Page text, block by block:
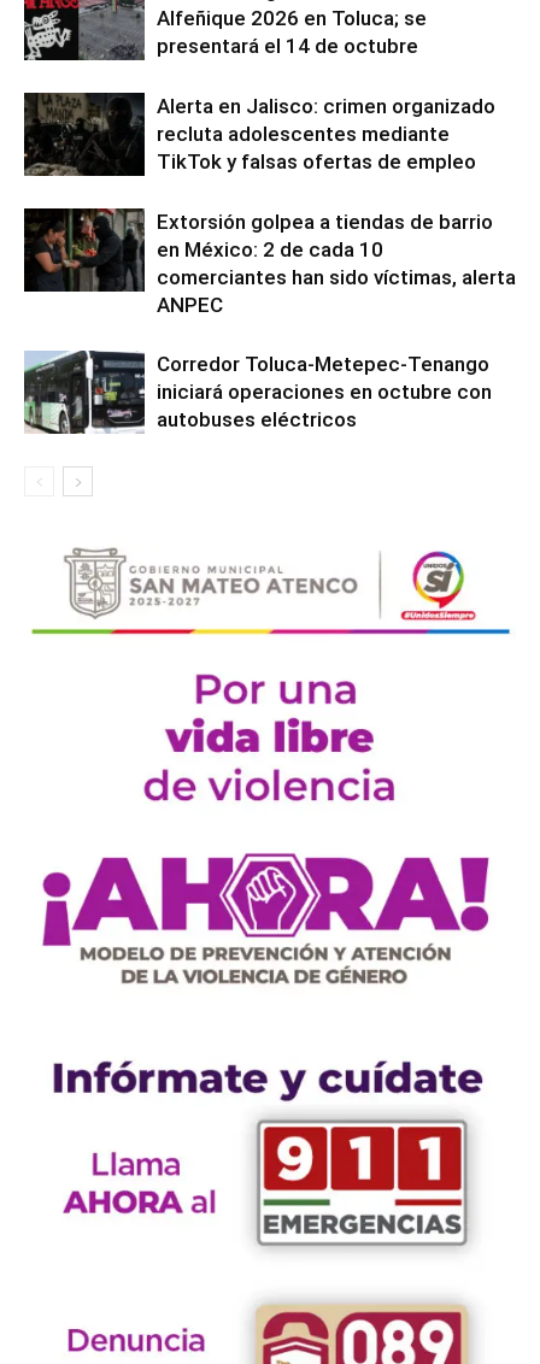
Alfeñique 2026 en Toluca; se
presentará el 14 de octubre
Alerta en Jalisco: crimen organizado
recluta adolescentes mediante
TikTok y falsas ofertas de empleo
Extorsión golpea a tiendas de barrio
en México: 2 de cada 10
comerciantes han sido víctimas, alerta
ANPEC
Corredor Toluca-Metepec-Tenango
iniciará operaciones en octubre con
autobuses eléctricos